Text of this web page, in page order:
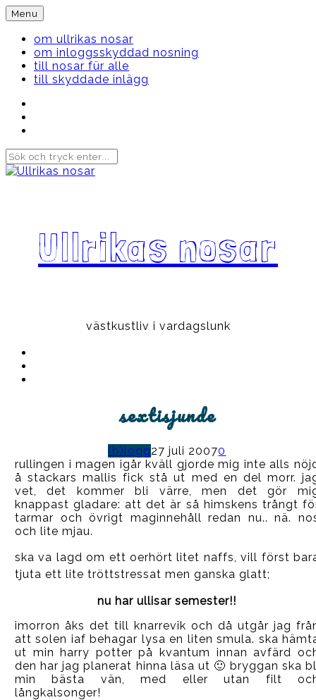
Skip
to
content
Menu
om ullrikas nosar
om inloggsskyddad nosning
till nosar für alle
till skyddade inlägg
Ullrikas nosar
västkustliv i vardagslunk
sextisjunde
(b)logg27 juli 20070
rullingen i magen igår kväll gjorde mig inte alls
å stackars mallis fick stå ut med en del morr.
vet, det kommer bli värre, men det gör
knappast gladare: att det är så himskens trångt
tarmar och övrigt maginnehåll redan nu.. nä.
och lite mjau.
ska va lagd om ett oerhört litet naffs, vill först
tjuta ett lite tröttstressat men ganska glatt;
nu har ullisar semester!!
imorron åks det till knarrevik och då utgår jag
att solen iaf behagar lysa en liten smula. ska
ut min harry potter på kvantum innan avfärd
den har jag planerat hinna läsa ut 🙂 bryggan ska
min bästa vän, med eller utan filt
långkalsonger!